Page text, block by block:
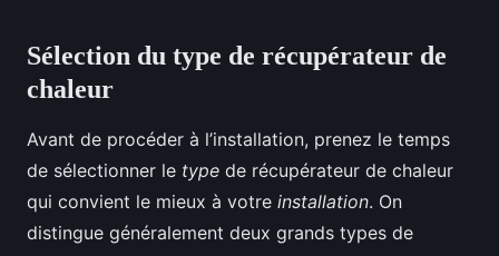
Sélection du type de récupérateur de
chaleur
Avant de procéder à l’installation, prenez le temps
de sélectionner le type de récupérateur de chaleur
qui convient le mieux à votre installation. On
distingue généralement deux grands types de